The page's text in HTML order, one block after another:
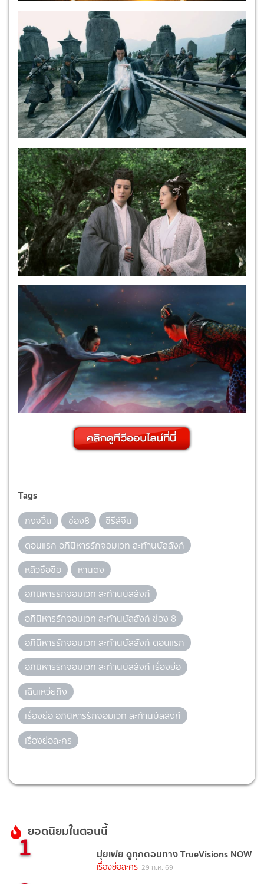
Tags
กงจวิ้น ช่อง8
ซีรีส์จีน
ตอนแรก อภินิหารรักจอมเวท สะท้านบัลลังก์
หลิวซือซือ
หานตง
อภินิหารรักจอมเวท สะท้านบัลลังก์
อภินิหารรักจอมเวท สะท้านบัลลังก์ ช่อง 8
อภินิหารรักจอมเวท สะท้านบัลลังก์ ตอนแรก
อภินิหารรักจอมเวท สะท้านบัลลังก์ เรื่องย่อ
เฉินเหว่ยถิง
เรื่องย่อ อภินิหารรักจอมเวท สะท้านบัลลังก์
เรื่องย่อละคร
ยอดนิยมในตอนนี้
1 มุ่ยเฟย ดูทุกตอนทาง TrueVisions NOW
เรื่องย่อละคร 29 ก.ค. 69